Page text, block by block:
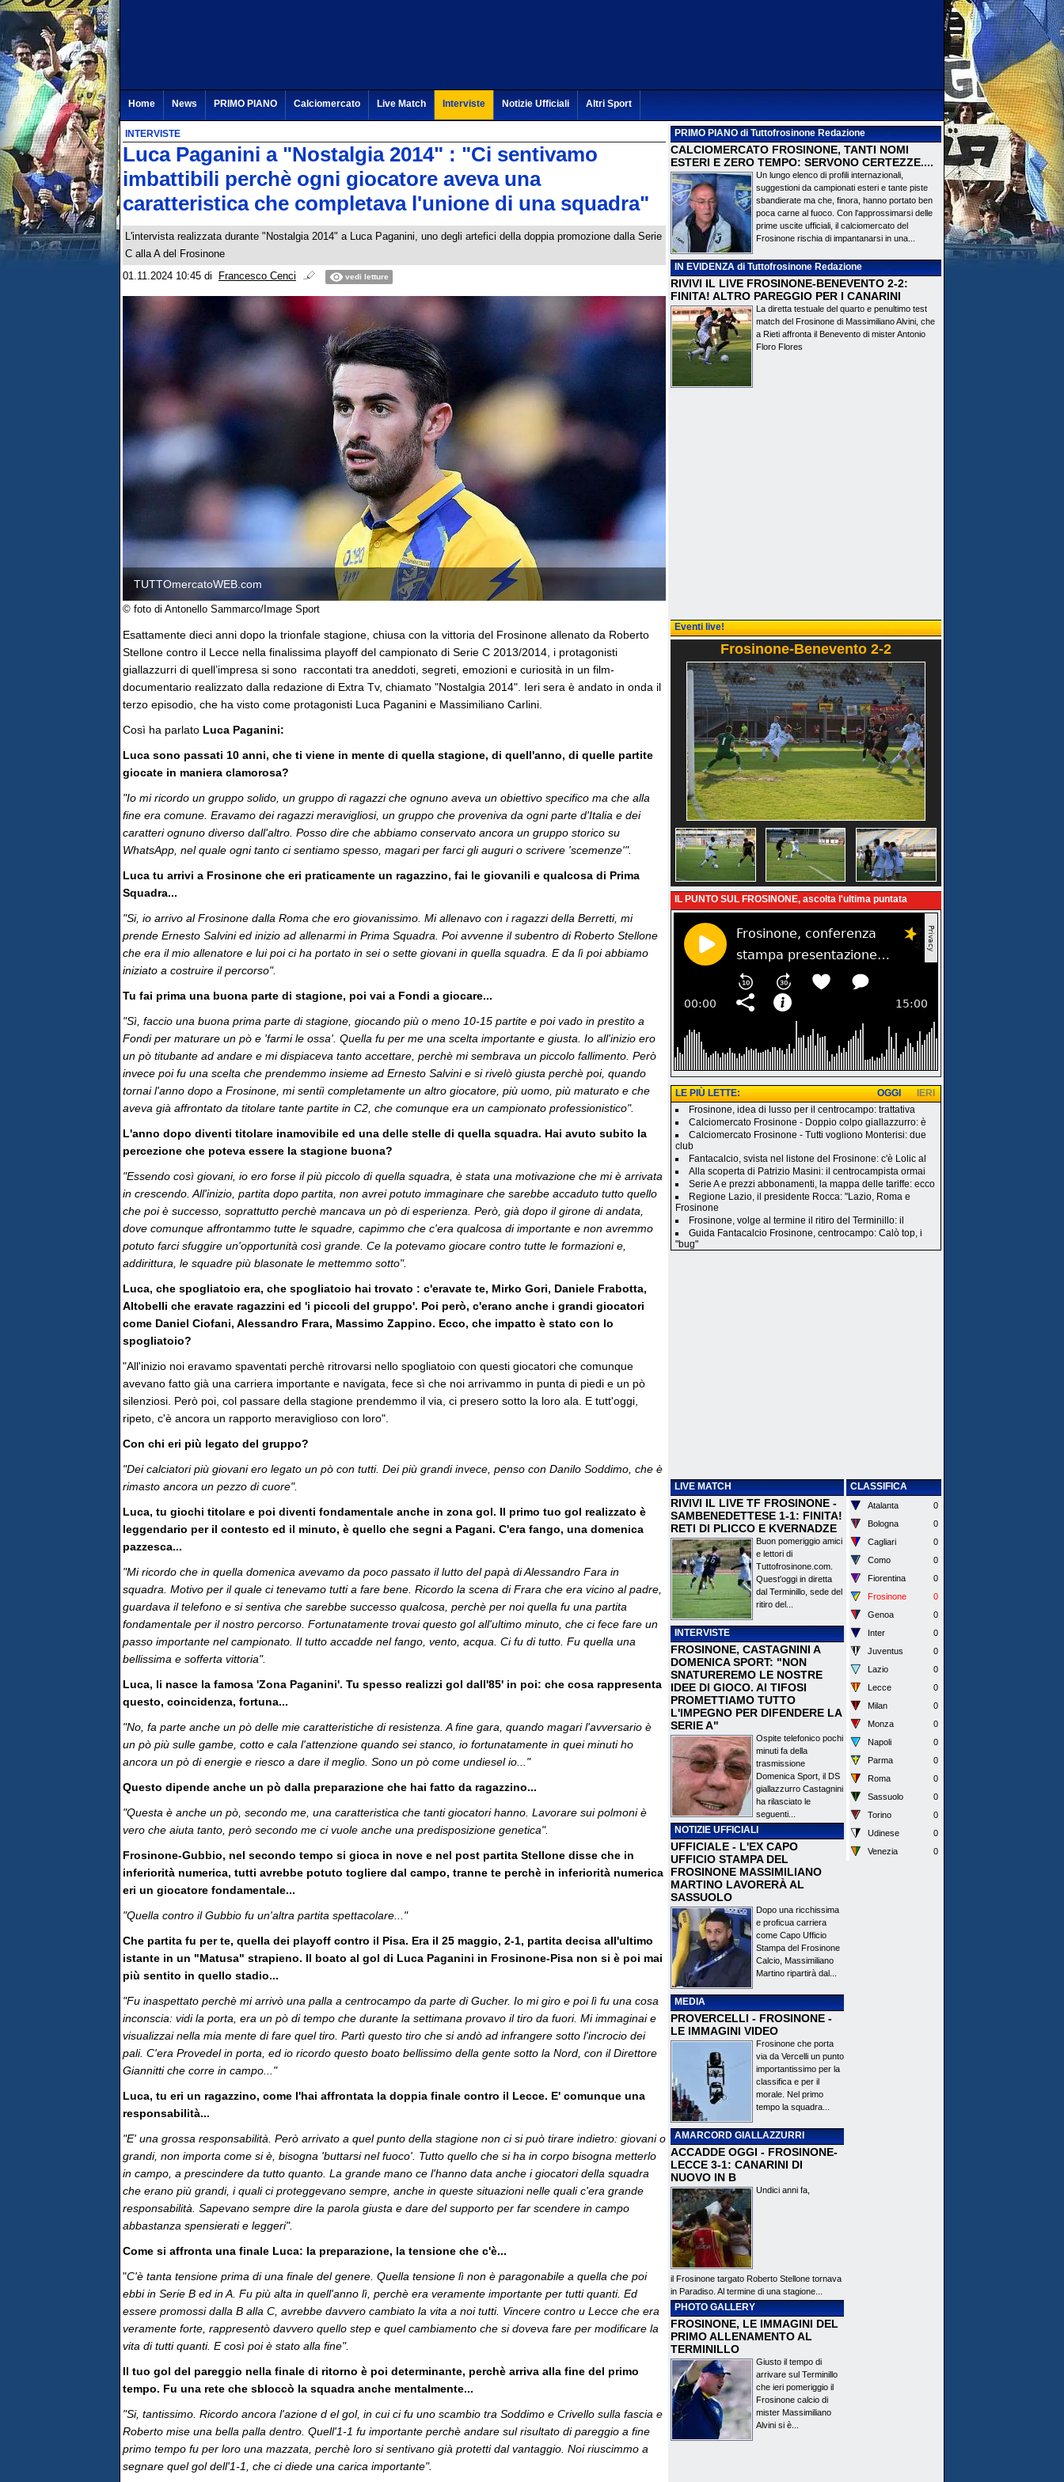
Home News PRIMO PIANO Calciomercato Live Match Interviste Notizie Ufficiali Altri Sport
INTERVISTE
Luca Paganini a "Nostalgia 2014" : "Ci sentivamo
imbattibili perchè ogni giocatore aveva una
caratteristica che completava l'unione di una squadra"
L'intervista realizzata durante "Nostalgia 2014" a Luca Paganini, uno degli artefici della doppia promozione dalla Serie
C alla A del Frosinone
01.11.2024 10:45 di Francesco Cenci vedi letture
TUTTOmercatoWEB.com
© foto di Antonello Sammarco/Image Sport
Esattamente dieci anni dopo la trionfale stagione, chiusa con la vittoria del Frosinone allenato da Roberto
Stellone contro il Lecce nella finalissima playoff del campionato di Serie C 2013/2014, i protagonisti
giallazzurri di quell’impresa si sono raccontati tra aneddoti, segreti, emozioni e curiosità in un film-
documentario realizzato dalla redazione di Extra Tv, chiamato "Nostalgia 2014". Ieri sera è andato in onda il
terzo episodio, che ha visto come protagonisti Luca Paganini e Massimiliano Carlini.
Così ha parlato Luca Paganini:
Luca sono passati 10 anni, che ti viene in mente di quella stagione, di quell'anno, di quelle partite
giocate in maniera clamorosa?
"Io mi ricordo un gruppo solido, un gruppo di ragazzi che ognuno aveva un obiettivo specifico ma che alla
fine era comune. Eravamo dei ragazzi meravigliosi, un gruppo che proveniva da ogni parte d'Italia e dei
caratteri ognuno diverso dall'altro. Posso dire che abbiamo conservato ancora un gruppo storico su
WhatsApp, nel quale ogni tanto ci sentiamo spesso, magari per farci gli auguri o scrivere 'scemenze'".
Luca tu arrivi a Frosinone che eri praticamente un ragazzino, fai le giovanili e qualcosa di Prima
Squadra...
"Si, io arrivo al Frosinone dalla Roma che ero giovanissimo. Mi allenavo con i ragazzi della Berretti, mi
prende Ernesto Salvini ed inizio ad allenarmi in Prima Squadra. Poi avvenne il subentro di Roberto Stellone
che era il mio allenatore e lui poi ci ha portato in sei o sette giovani in quella squadra. E da lì poi abbiamo
iniziato a costruire il percorso".
Tu fai prima una buona parte di stagione, poi vai a Fondi a giocare...
"Sì, faccio una buona prima parte di stagione, giocando più o meno 10-15 partite e poi vado in prestito a
Fondi per maturare un pò e 'farmi le ossa'. Quella fu per me una scelta importante e giusta. Io all'inizio ero
un pò titubante ad andare e mi dispiaceva tanto accettare, perchè mi sembrava un piccolo fallimento. Però
invece poi fu una scelta che prendemmo insieme ad Ernesto Salvini e si rivelò giusta perchè poi, quando
tornai l'anno dopo a Frosinone, mi sentiì completamente un altro giocatore, più uomo, più maturato e che
aveva già affrontato da titolare tante partite in C2, che comunque era un campionato professionistico".
L'anno dopo diventi titolare inamovibile ed una delle stelle di quella squadra. Hai avuto subito la
percezione che poteva essere la stagione buona?
"Essendo così giovani, io ero forse il più piccolo di quella squadra, è stata una motivazione che mi è arrivata
in crescendo. All'inizio, partita dopo partita, non avrei potuto immaginare che sarebbe accaduto tutto quello
che poi è successo, soprattutto perchè mancava un pò di esperienza. Però, già dopo il girone di andata,
dove comunque affrontammo tutte le squadre, capimmo che c'era qualcosa di importante e non avremmo
potuto farci sfuggire un'opportunità così grande. Ce la potevamo giocare contro tutte le formazioni e,
addirittura, le squadre più blasonate le mettemmo sotto".
Luca, che spogliatoio era, che spogliatoio hai trovato : c'eravate te, Mirko Gori, Daniele Frabotta,
Altobelli che eravate ragazzini ed 'i piccoli del gruppo'. Poi però, c'erano anche i grandi giocatori
come Daniel Ciofani, Alessandro Frara, Massimo Zappino. Ecco, che impatto è stato con lo
spogliatoio?
"All'inizio noi eravamo spaventati perchè ritrovarsi nello spogliatoio con questi giocatori che comunque
avevano fatto già una carriera importante e navigata, fece sì che noi arrivammo in punta di piedi e un pò
silenziosi. Però poi, col passare della stagione prendemmo il via, ci presero sotto la loro ala. E tutt'oggi,
ripeto, c'è ancora un rapporto meraviglioso con loro".
Con chi eri più legato del gruppo?
"Dei calciatori più giovani ero legato un pò con tutti. Dei più grandi invece, penso con Danilo Soddimo, che è
rimasto ancora un pezzo di cuore".
Luca, tu giochi titolare e poi diventi fondamentale anche in zona gol. Il primo tuo gol realizzato è
leggendario per il contesto ed il minuto, è quello che segni a Pagani. C'era fango, una domenica
pazzesca...
"Mi ricordo che in quella domenica avevamo da poco passato il lutto del papà di Alessandro Fara in
squadra. Motivo per il quale ci tenevamo tutti a fare bene. Ricordo la scena di Frara che era vicino al padre,
guardava il telefono e si sentiva che sarebbe successo qualcosa, perchè per noi quella fu una partita
fondamentale per il nostro percorso. Fortunatamente trovai questo gol all'ultimo minuto, che ci fece fare un
passo importante nel campionato. Il tutto accadde nel fango, vento, acqua. Ci fu di tutto. Fu quella una
bellissima e sofferta vittoria".
Luca, li nasce la famosa 'Zona Paganini'. Tu spesso realizzi gol dall'85' in poi: che cosa rappresenta
questo, coincidenza, fortuna...
"No, fa parte anche un pò delle mie caratteristiche di resistenza. A fine gara, quando magari l'avversario è
un pò più sulle gambe, cotto e cala l'attenzione quando sei stanco, io fortunatamente in quei minuti ho
ancora un pò di energie e riesco a dare il meglio. Sono un pò come undiesel io..."
Questo dipende anche un pò dalla preparazione che hai fatto da ragazzino...
"Questa è anche un pò, secondo me, una caratteristica che tanti giocatori hanno. Lavorare sui polmoni è
vero che aiuta tanto, però secondo me ci vuole anche una predisposizione genetica".
Frosinone-Gubbio, nel secondo tempo si gioca in nove e nel post partita Stellone disse che in
inferiorità numerica, tutti avrebbe potuto togliere dal campo, tranne te perchè in inferiorità numerica
eri un giocatore fondamentale...
"Quella contro il Gubbio fu un'altra partita spettacolare..."
Che partita fu per te, quella dei playoff contro il Pisa. Era il 25 maggio, 2-1, partita decisa all'ultimo
istante in un "Matusa" strapieno. Il boato al gol di Luca Paganini in Frosinone-Pisa non si è poi mai
più sentito in quello stadio...
"Fu inaspettato perchè mi arrivò una palla a centrocampo da parte di Gucher. Io mi giro e poi lì fu una cosa
inconscia: vidi la porta, era un pò di tempo che durante la settimana provavo il tiro da fuori. Mi immaginai e
visualizzai nella mia mente di fare quel tiro. Partì questo tiro che si andò ad infrangere sotto l'incrocio dei
pali. C'era Provedel in porta, ed io ricordo questo boato bellissimo della gente sotto la Nord, con il Direttore
Giannitti che corre in campo..."
Luca, tu eri un ragazzino, come l'hai affrontata la doppia finale contro il Lecce. E' comunque una
responsabilità...
"E' una grossa responsabilità. Però arrivato a quel punto della stagione non ci si può tirare indietro: giovani o
grandi, non importa come si è, bisogna 'buttarsi nel fuoco'. Tutto quello che si ha in corpo bisogna metterlo
in campo, a prescindere da tutto quanto. La grande mano ce l'hanno data anche i giocatori della squadra
che erano più grandi, i quali ci proteggevano sempre, anche in queste situazioni nelle quali c'era grande
responsabilità. Sapevano sempre dire la parola giusta e dare del supporto per far scendere in campo
abbastanza spensierati e leggeri".
Come si affronta una finale Luca: la preparazione, la tensione che c'è...
"C'è tanta tensione prima di una finale del genere. Quella tensione lì non è paragonabile a quella che poi
ebbi in Serie B ed in A. Fu più alta in quell'anno lì, perchè era veramente importante per tutti quanti. Ed
essere promossi dalla B alla C, avrebbe davvero cambiato la vita a noi tutti. Vincere contro u Lecce che era
veramente forte, rappresentò davvero quello step e quel cambiamento che si doveva fare per modificare la
vita di tutti quanti. E così poi è stato alla fine".
Il tuo gol del pareggio nella finale di ritorno è poi determinante, perchè arriva alla fine del primo
tempo. Fu una rete che sbloccò la squadra anche mentalmente...
"Si, tantissimo. Ricordo ancora l'azione d el gol, in cui ci fu uno scambio tra Soddimo e Crivello sulla fascia e
Roberto mise una bella palla dentro. Quell'1-1 fu importante perchè andare sul risultato di pareggio a fine
primo tempo fu per loro una mazzata, perchè loro si sentivano già protetti dal vantaggio. Noi riuscimmo a
segnare quel gol dell'1-1, che ci diede una carica importante".
PRIMO PIANOdi Tuttofrosinone Redazione
CALCIOMERCATO FROSINONE, TANTI NOMI
ESTERI E ZERO TEMPO: SERVONO CERTEZZE....
Un lungo elenco di profili internazionali,
suggestioni da campionati esteri e tante piste
sbandierate ma che, finora, hanno portato ben
poca carne al fuoco. Con l'approssimarsi delle
prime uscite ufficiali, il calciomercato del
Frosinone rischia di impantanarsi in una...
IN EVIDENZAdi Tuttofrosinone Redazione
RIVIVI IL LIVE FROSINONE-BENEVENTO 2-2:
FINITA! ALTRO PAREGGIO PER I CANARINI
La diretta testuale del quarto e penultimo test
match del Frosinone di Massimiliano Alvini, che
a Rieti affronta il Benevento di mister Antonio
Floro Flores
Eventi live!
Frosinone-Benevento 2-2
IL PUNTO SUL FROSINONE, ascolta l'ultima puntata
LE PIÙ LETTE: IERI
OGGI
Frosinone, idea di lusso per il centrocampo: trattativa
Calciomercato Frosinone - Doppio colpo giallazzurro: è
Calciomercato Frosinone - Tutti vogliono Monterisi: due
club
Fantacalcio, svista nel listone del Frosinone: c'è Lolic al
Alla scoperta di Patrizio Masini: il centrocampista ormai
Serie A e prezzi abbonamenti, la mappa delle tariffe: ecco
Regione Lazio, il presidente Rocca: "Lazio, Roma e
Frosinone
Frosinone, volge al termine il ritiro del Terminillo: il
Guida Fantacalcio Frosinone, centrocampo: Calò top, i
"bug"
LIVE MATCH
RIVIVI IL LIVE TF FROSINONE -
SAMBENEDETTESE 1-1: FINITA!
RETI DI PLICCO E KVERNADZE
Buon pomeriggio amici
e lettori di
Tuttofrosinone.com.
Quest'oggi in diretta
dal Terminillo, sede del
ritiro del...
INTERVISTE
FROSINONE, CASTAGNINI A
DOMENICA SPORT: "NON
SNATUREREMO LE NOSTRE
IDEE DI GIOCO. AI TIFOSI
PROMETTIAMO TUTTO
L'IMPEGNO PER DIFENDERE LA
SERIE A"
Ospite telefonico pochi
minuti fa della
trasmissione
Domenica Sport, il DS
giallazzurro Castagnini
ha rilasciato le
seguenti...
NOTIZIE UFFICIALI
UFFICIALE - L'EX CAPO
UFFICIO STAMPA DEL
FROSINONE MASSIMILIANO
MARTINO LAVORERÀ AL
SASSUOLO
Dopo una ricchissima
e proficua carriera
come Capo Ufficio
Stampa del Frosinone
Calcio, Massimiliano
Martino ripartirà dal...
MEDIA
PROVERCELLI - FROSINONE -
LE IMMAGINI VIDEO
Frosinone che porta
via da Vercelli un punto
importantissimo per la
classifica e per il
morale. Nel primo
tempo la squadra...
AMARCORD GIALLAZZURRI
ACCADDE OGGI - FROSINONE-
LECCE 3-1: CANARINI DI
NUOVO IN B
Undici anni fa,
il Frosinone targato Roberto Stellone tornava
in Paradiso. Al termine di una stagione...
PHOTO GALLERY
FROSINONE, LE IMMAGINI DEL
PRIMO ALLENAMENTO AL
TERMINILLO
Giusto il tempo di
arrivare sul Terminillo
che ieri pomeriggio il
Frosinone calcio di
mister Massimiliano
Alvini si è...
CLASSIFICA
Atalanta
0
Bologna
0
Cagliari
0
Como
0
Fiorentina
0
Frosinone
0
Genoa
0
Inter
0
Juventus
0
Lazio
0
Lecce
0
Milan
0
Monza
0
Napoli
0
Parma
0
Roma
0
Sassuolo
0
Torino
0
Udinese
0
Venezia
0